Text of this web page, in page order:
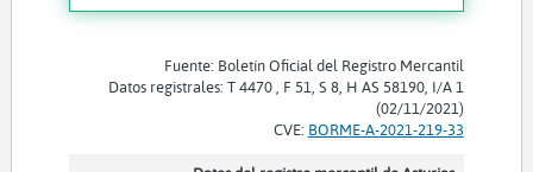
Fuente: Boletín Oficial del Registro Mercantil
Datos registrales: T 4470 , F 51, S 8, H AS 58190, I/A 1
(02/11/2021)
CVE: BORME-A-2021-219-33